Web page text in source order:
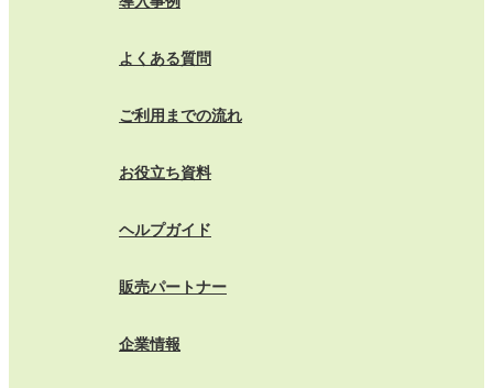
よくある質問
ご利用までの流れ
お役立ち資料
ヘルプガイド
販売パートナー
企業情報